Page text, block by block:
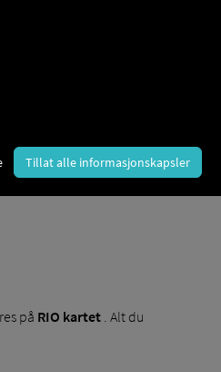
på RIO kartet. Alt du
Tillat alle informasjonskapsler